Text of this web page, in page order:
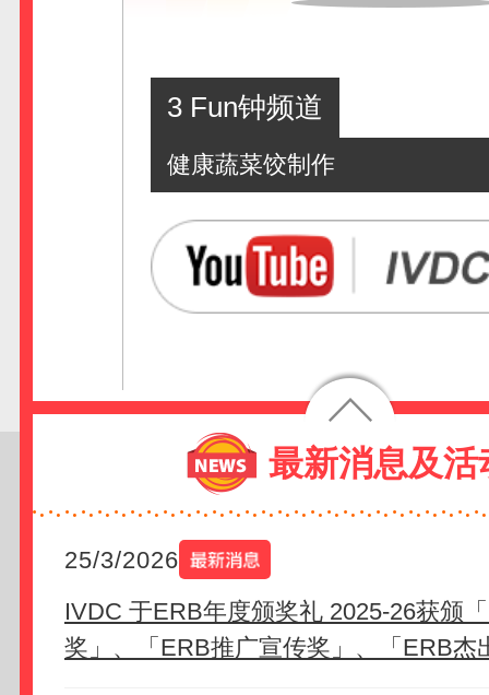
3 Fun钟频道
健康蔬菜饺制作
最新消息及活
25/3/2026
IVDC 于ERB年度颁奖礼 2025-26获颁
奖」、「ERB推广宣传奖」、「ERB杰